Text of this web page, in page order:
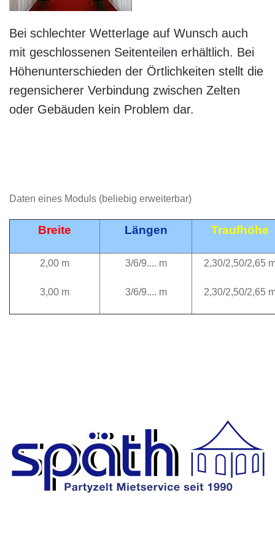
Bei schlechter Wetterlage auf Wunsch auch
mit geschlossenen Seitenteilen erhältlich. Bei
Höhenunterschieden der Örtlichkeiten stellt die
regensicherer Verbindung zwischen Zelten
oder Gebäuden kein Problem dar.
Daten eines Moduls (beliebig erweiterbar)
Breite Längen Traufhöhe
2,00 m
3,00 m
3/6/9.... m
3/6/9.... m
2,30/2,50/2,65
2,30/2,50/2,65